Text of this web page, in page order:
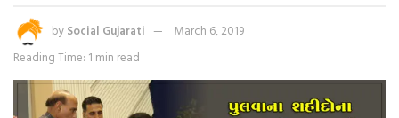
by Social Gujarati
March 6, 2019
Reading Time: 1 min read